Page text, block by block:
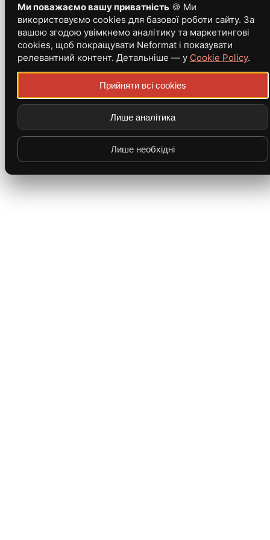
Ми поважаємо вашу приватність 🍪 Ми
використовуємо cookies для базової роботи сайту. За
вашою згодою увімкнемо аналітику та маркетингові
cookies, щоб покращувати Neformat і показувати
релевантний контент. Детальніше — у Cookie Policy.
Прийняти всі cookies
Лише аналітика
Лише необхідні